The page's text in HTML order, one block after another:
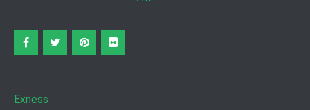
Exness